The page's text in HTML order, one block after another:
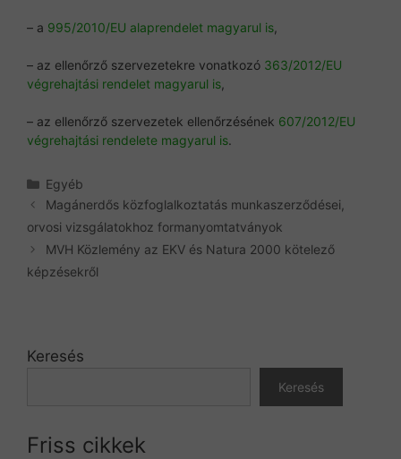
– a 995/2010/EU alaprendelet magyarul is
– az ellenőrző szervezetekre vonatkozó 363/2012/EU
végrehajtási rendelet magyarul is
– az ellenőrző szervezetek ellenőrzésének 607/2012/EU
végrehajtási rendelete magyarul is.
Kategória
Egyéb
Magánerdős közfoglalkoztatás munkaszerződései,
orvosi vizsgálatokhoz formanyomtatványok
MVH Közlemény az EKV és Natura 2000 kötelező
képzésekről
Keresés
Keresés
Friss cikkek